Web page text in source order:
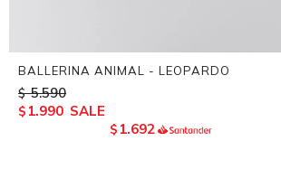
BALLERINA ANIMAL - LEOPARDO
$ 5.590
$ 1.990
$ 1.692